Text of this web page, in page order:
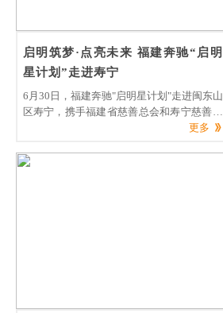
启明筑梦·点亮未来 福建奔驰“启明
星计划”走进寿宁
6月30日，福建奔驰"启明星计划"走进闽东山
区寿宁，携手福建省慈善总会和寿宁慈善总
会在寿宁县南阳中心小学举办"启明筑梦·点
织部长雷春雄和寿宁县人民政府党组成员、
更多